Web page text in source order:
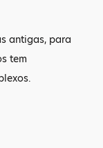
antigas, para
tem